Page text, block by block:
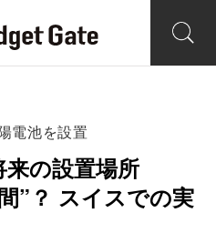
電池を設置
の設置場所
”？ スイスでの実